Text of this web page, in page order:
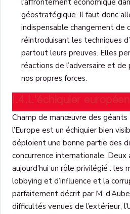
géostratégique. Il faut donc
indispensable changement de
réintroduisant les techniques
partout leurs preuves. Elles
réactions de l’adversaire et
nos propres forces.
I.4.L’échiquier européen
Champ de manœuvre des géants
l’Europe est un échiquier bien
déploient une bonne partie des
concurrence internationale. Deux
aujourd’hui un rôle privilégié :
lobbying et d’influence et la
parfaitement décrit par M.
difficultés venues de l’extérieur,